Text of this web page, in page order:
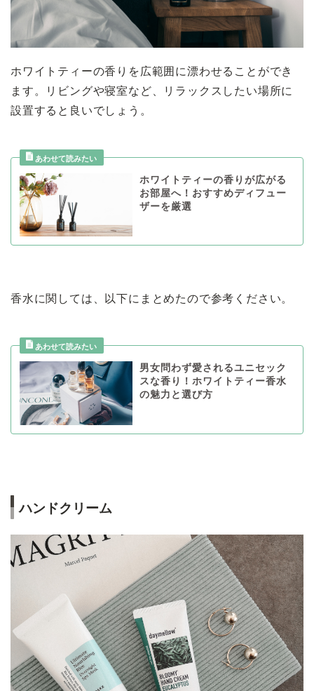
ホワイトティーの香りを広範囲に漂わせることができ
ます。リビングや寝室など、リラックスしたい場所に
設置すると良いでしょう。
ホワイトティーの香りが広がる
お部屋へ！おすすめディフュー
ザーを厳選
香水に関しては、以下にまとめたので参考ください。
男女問わず愛されるユニセック
スな香り！ホワイトティー香水
の魅力と選び方
ハンドクリーム